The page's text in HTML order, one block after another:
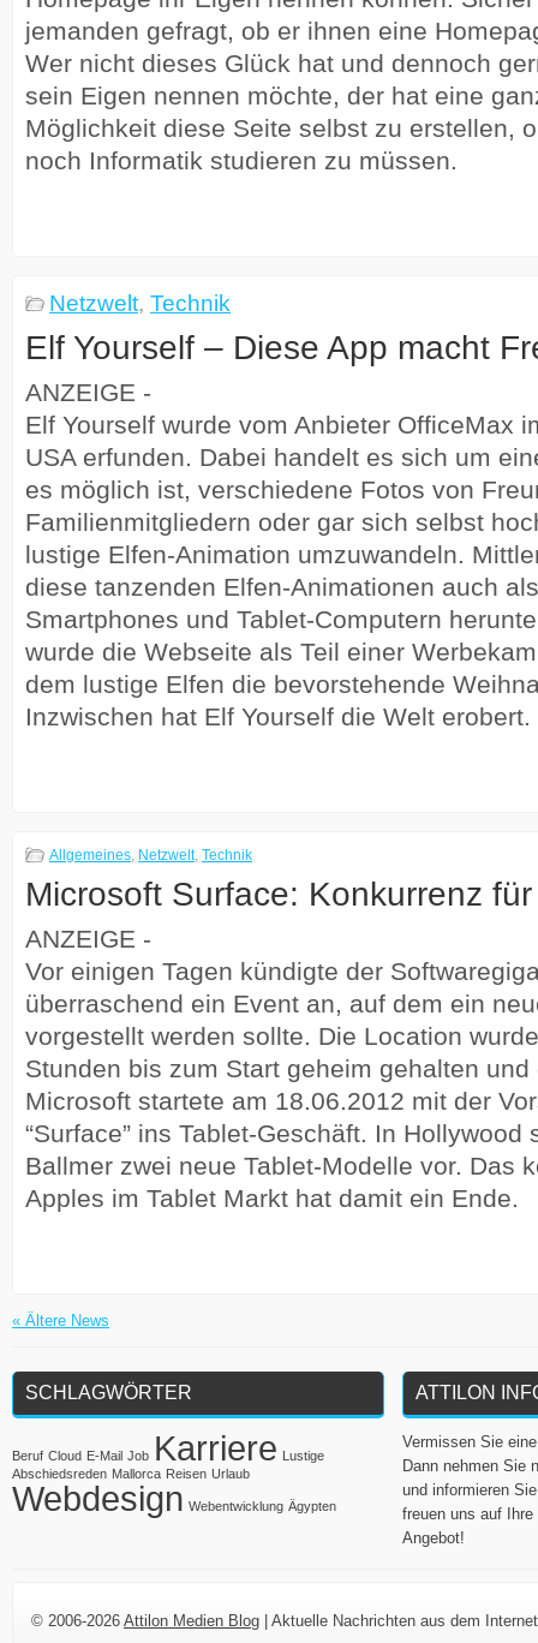
jemanden gefragt, ob er ihnen eine
Wer nicht dieses Glück hat und dennoch
sein Eigen nennen möchte, der hat eine
Möglichkeit diese Seite selbst zu erstellen,
noch Informatik studieren zu müssen.
Netzwelt, Technik
Elf Yourself – Diese App macht
ANZEIGE -
Elf Yourself wurde vom Anbieter OfficeMax
USA erfunden. Dabei handelt es sich um
es möglich ist, verschiedene Fotos von
Familienmitgliedern oder gar sich selbst
lustige Elfen-Animation umzuwandeln.
diese tanzenden Elfen-Animationen auch
Smartphones und Tablet-Computern
wurde die Webseite als Teil einer
dem lustige Elfen die bevorstehende
Inzwischen hat Elf Yourself die Welt erobert.
Allgemeines, Netzwelt, Technik
Microsoft Surface: Konkurrenz
ANZEIGE -
Vor einigen Tagen kündigte der
überraschend ein Event an, auf dem ein
vorgestellt werden sollte. Die Location
Stunden bis zum Start geheim gehalten
Microsoft startete am 18.06.2012 mit der
“Surface” ins Tablet-Geschäft. In Hollywood
Ballmer zwei neue Tablet-Modelle vor. Das
Apples im Tablet Markt hat damit ein Ende.
« Ältere News
SCHLAGWÖRTER
Beruf Cloud E-Mail Job Karriere Lustige
Abschiedsreden Mallorca Reisen Urlaub
Webdesign Webentwicklung Ägypten
ATTILON
Vermissen Sie
Dann nehmen Sie
und informieren
freuen uns auf
Angebot!
© 2006-2026 Attilon Medien Blog | Aktuelle Nachrichten aus dem Internet